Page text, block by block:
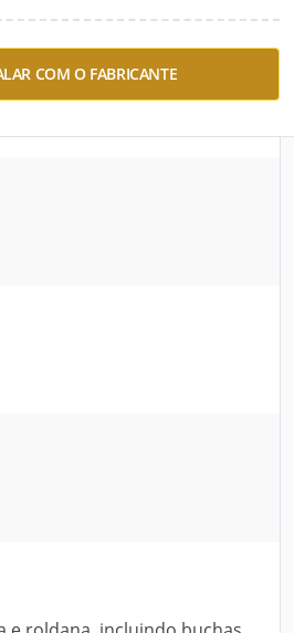
COM O FABRICANTE
em tubo de aço carbono
de catraca e